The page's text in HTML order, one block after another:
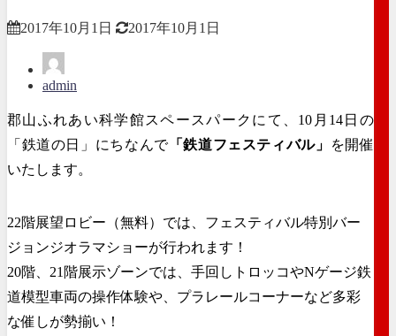
2017年10月1日 2017年10月1日
admin
郡山ふれあい科学館スペースパークにて、10月14日の
「鉄道の日」にちなんで「鉄道フェスティバル」
を開催
いたします。
22階展望ロビー（無料）では、フェスティバル特別バー
ジョンジオラマショーが行われます！
20階、21階展示ゾーンでは、手回しトロッコやNゲージ鉄
道模型車両の操作体験や、プラレールコーナーなど多彩
な催しが勢揃い！